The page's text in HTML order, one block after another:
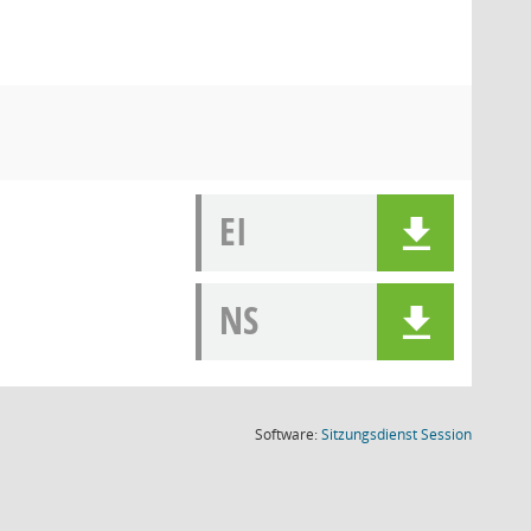
EI
NS
Software:SitzungsdienstSession(Wird in